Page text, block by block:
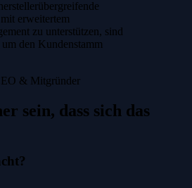
erweitertem
zu unterstützen, sind
um den Kundenstamm
& Mitgründer
sein, dass sich das